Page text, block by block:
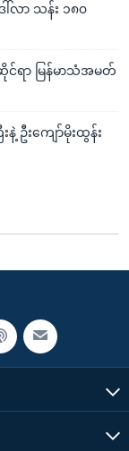
ာ သန်း ၁၈၀
ာ မြန်မာသံအမတ်
ဦးကျော်မိုးထွန်း